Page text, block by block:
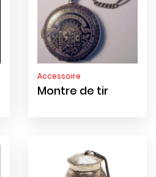
Accessoire
Montre de tir